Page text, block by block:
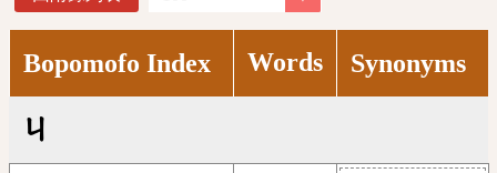
Bopomofo Index Words Synonyms
ㄐ